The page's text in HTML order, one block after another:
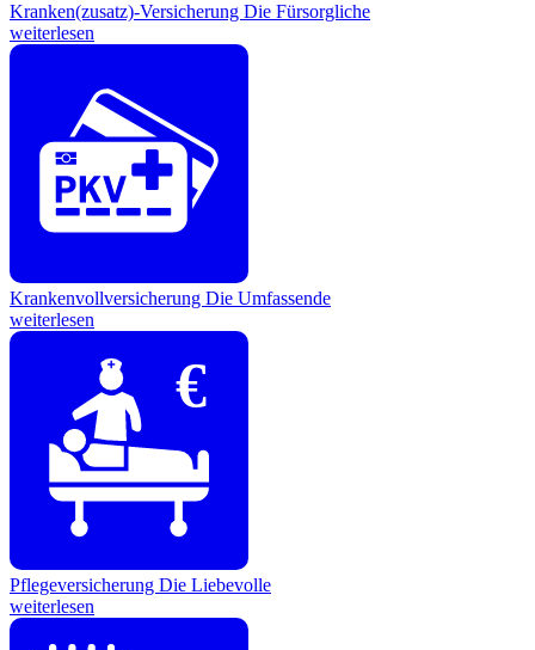
Kranken(zusatz)-Versicherung Die Fürsorgliche
weiterlesen
Krankenvollversicherung Die Umfassende
weiterlesen
€
Pflegeversicherung Die Liebevolle
weiterlesen